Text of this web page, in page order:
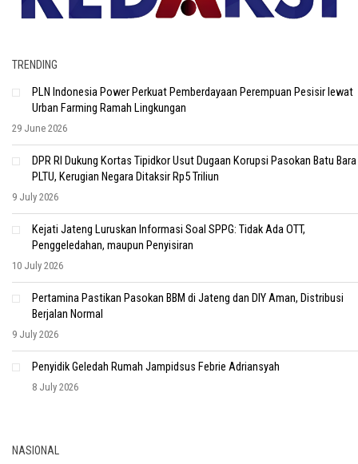
TRENDING
PLN Indonesia Power Perkuat Pemberdayaan Perempuan Pesisir lewat
Urban Farming Ramah Lingkungan
29 June 2026
DPR RI Dukung Kortas Tipidkor Usut Dugaan Korupsi Pasokan Batu Bara
PLTU, Kerugian Negara Ditaksir Rp5 Triliun
9 July 2026
Kejati Jateng Luruskan Informasi Soal SPPG: Tidak Ada OTT,
Penggeledahan, maupun Penyisiran
10 July 2026
Pertamina Pastikan Pasokan BBM di Jateng dan DIY Aman, Distribusi
Berjalan Normal
9 July 2026
Penyidik Geledah Rumah Jampidsus Febrie Adriansyah
8 July 2026
NASIONAL